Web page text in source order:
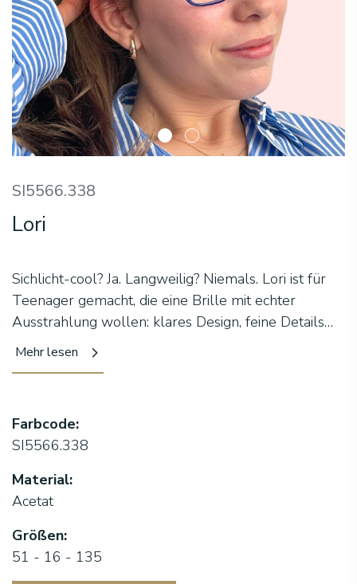
SI5566.338
Lori
Sichlicht-cool? Ja. Langweilig? Niemals. Lori ist für
Teenager gemacht, die eine Brille mit echter
Ausstrahlung wollen: klares Design, feine Details
und ein gearbeitetes Innenleben, das Qualität zeigt.
Kinderbrille mehr wollen, aber auch noch nicht bei
den zu ernsten Erwachsenenmodellen
angekommen sind.
Mehr lesen
Farbcode:
SI5566.338
Material:
Acetat
Größen:
51 - 16 - 135